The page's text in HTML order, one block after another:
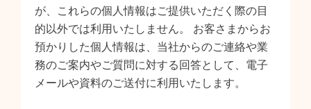
が、これらの個人情報はご提供いただく際の目
的以外では利用いたしません。 お客さまからお
預かりした個人情報は、当社からのご連絡や業
務のご案内やご質問に対する回答として、電子
メールや資料のご送付に利用いたします。